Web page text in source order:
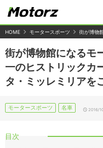
HOME モータースポーツ 街が博物
街が博物館になるモ
一のヒストリックカ
タ・ミッレミリアを
モータースポーツ 名車 2016/
目次